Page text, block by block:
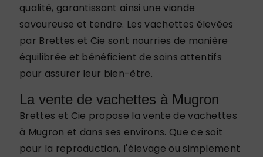
qualité, garantissant ainsi une viande
savoureuse et tendre. Les vachettes élevées
par Brettes et Cie sont nourries de manière
équilibrée et bénéficient de soins attentifs
pour assurer leur bien-être.
La vente de vachettes à Mugron
Brettes et Cie propose la vente de vachettes
à Mugron et dans ses environs. Que ce soit
pour la reproduction, l'élevage ou simplement